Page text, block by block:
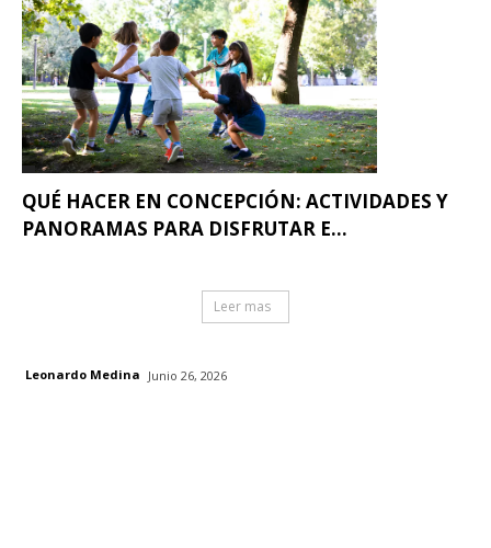
QUÉ HACER EN CONCEPCIÓN: ACTIVIDADES Y
PANORAMAS PARA DISFRUTAR E...
Leer mas
Leonardo Medina Junio 26, 2026